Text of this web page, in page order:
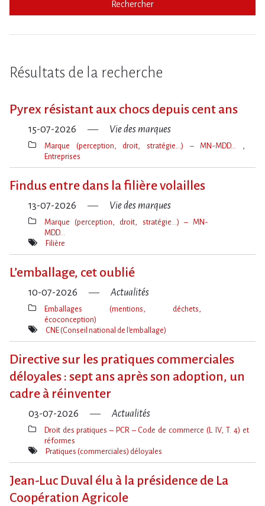
Rechercher
Résultats de la recherche
Pyrex résistant aux chocs depuis cent ans
15-07-2026 Vie des marques
Thèmes(s)
Marque (perception, droit, stratégie…) – MN-MDD…
Entreprises
Findus entre dans la filière volailles
13-07-2026 Vie des marques
Thèmes(s)
Marque (perception, droit, stratégie…) – MN-
MDD…
Mot(s)-
Filière
L​‌’emballage, cet oublié
10-07-2026 Actualités
Thèmes(s)
Emballages (mentions, déchets,
écoconception)
Mot(s)-
CNE (Conseil national de l'emballage)
Directive sur les pratiques commerciales
déloyales : sept ans après son adoption, un
cadre à réinventer
03-07-2026 Actualités
Thèmes(s)
Droit des pratiques – PCR – Code de commerce (L. IV, T. 4) et
réformes
Mot(s)-
Pratiques (commerciales) déloyales
Jean-Luc Duval élu à la présidence de La
Coopération Agricole